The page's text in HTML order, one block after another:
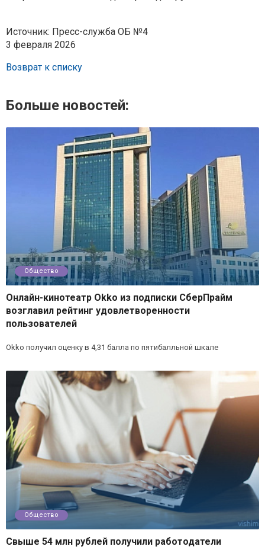
Источник: Пресс-служба ОБ №4
3 февраля 2026
Возврат к списку
Больше новостей:
Общество
Онлайн-кинотеатр Okko из подписки СберПрайм
возглавил рейтинг удовлетворенности
пользователей
Okko получил оценку в 4,31 балла по пятибалльной шкале
Общество
Свыше 54 млн рублей получили работодатели